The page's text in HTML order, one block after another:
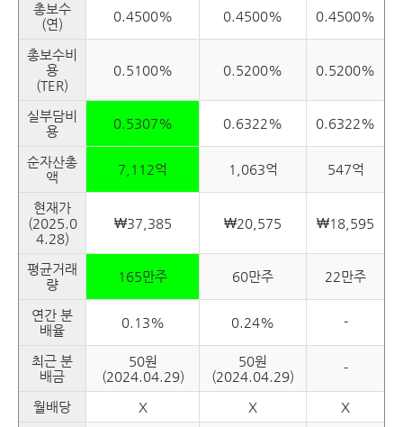
총보수
(연)
0.4500% 0.4500% 0.4500%
총보수비
용
(TER)
0.5100% 0.5200% 0.5200%
실부담비
용
0.5307% 0.6322% 0.6322%
순자산총
액
7,112억 1,063억 547억
현재가
(2025.0
4.28)
₩37,385 ₩20,575 ₩18,595
평균거래
량
165만주 60만주 22만주
연간 분
배율
0.13% 0.24% -
최근 분
배금
50원
(2024.04.29)
50원
(2024.04.29)
-
월배당 X X
X